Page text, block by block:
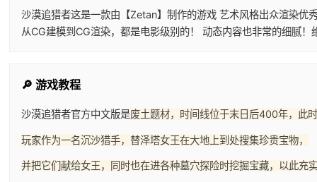
沙漠追猎者这是一款由【Zetan】制作的游戏 艺术风格出众渲染优
从CG建模到CG渲染，都是电影级别的！ 动态内容也非常的细腻
🔎 游戏教程
沙漠追猎者官方中文版是废土题材，时间线位于末日后400年，此
玩家作为一名沉沙猎手，替泽塔女王在大地上到处搜集珍贵宝物，
并把它们献给女王，同时也在进各种墓穴探险时挖掘宝藏，以此充